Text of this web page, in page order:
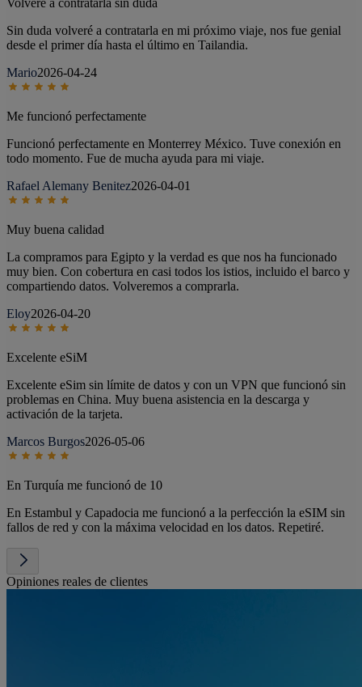
Volveré a contratarla sin duda
Sin duda volveré a contratarla en mi próximo viaje, nos fue genial
desde el primer día hasta el último en Tailandia.
Mario2026-04-24
Me funcionó perfectamente
Funcionó perfectamente en Monterrey México. Tuve conexión en
todo momento. Fue de mucha ayuda para mi viaje.
Rafael Alemany Benitez2026-04-01
Muy buena calidad
La compramos para Egipto y la verdad es que nos ha funcionado
muy bien. Con cobertura en casi todos los istios, incluido el barco y
compartiendo datos. Volveremos a comprarla.
Eloy2026-04-20
Excelente eSiM
Excelente eSim sin límite de datos y con un VPN que funcionó sin
problemas en China. Muy buena asistencia en la descarga y
activación de la tarjeta.
Marcos Burgos2026-05-06
En Turquía me funcionó de 10
En Estambul y Capadocia me funcionó a la perfección la eSIM sin
fallos de red y con la máxima velocidad en los datos. Repetiré.
Opiniones reales de clientes